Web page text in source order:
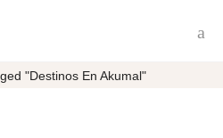
"destinos En Akumal"